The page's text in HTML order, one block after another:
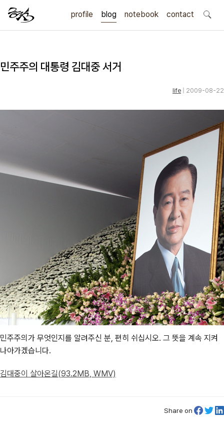
profile blog notebook contact
search
민주주의 대통령 김대중 서거
life | 2009-08-22
민주주의가 무엇인지를 알려주신 분, 편히 쉬십시오. 그 뜻을 계속 지켜
나아가겠습니다.
김대중이 살아온길(93.2MB, WMV)
Share on